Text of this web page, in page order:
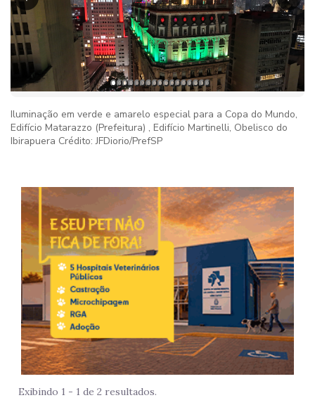
Iluminação em verde e amarelo especial para a Copa do Mundo,
Edifício Matarazzo (Prefeitura) , Edifício Martinelli, Obelisco do
Ibirapuera Crédito: JFDiorio/PrefSP
Exibindo 1 - 1 de 2 resultados.